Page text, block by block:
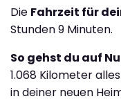
Die Fahrzeit für
Stunden 9 Minuten.
So gehst du auf
1.068 Kilometer
in deiner neuen